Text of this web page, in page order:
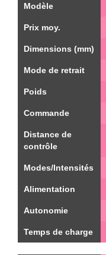
Modèle
Prix moy.
Dimensions (mm)
Mode de retrait
Poids
Commande
Distance de
contrôle
Modes/Intensités
Alimentation
Autonomie
Temps de charge